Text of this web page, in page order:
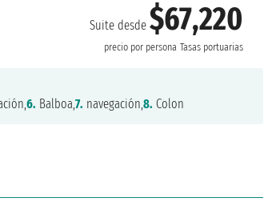
Suite desde$67,220
precio por persona Tasas portuarias
6. Balboa,7. navegación,8. Colon